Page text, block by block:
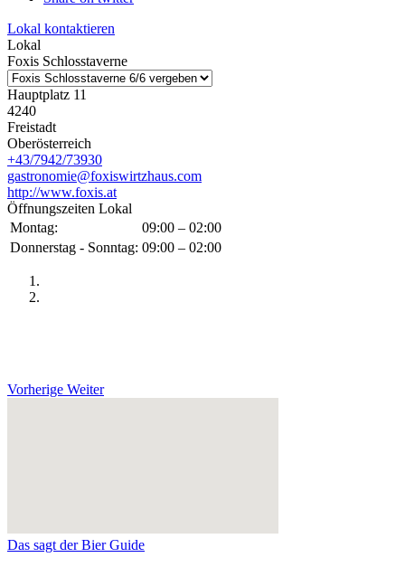
Lokal kontaktieren
Lokal
Foxis Schlosstaverne
Hauptplatz 11
4240
Freistadt
Oberösterreich
+43/7942/73930
gastronomie@foxiswirtzhaus.com
http://www.foxis.at
Öffnungszeiten Lokal
Montag:
09:00 – 02:00
Donnerstag - Sonntag: 09:00 – 02:00
Vorherige Weiter
Das sagt der Bier Guide